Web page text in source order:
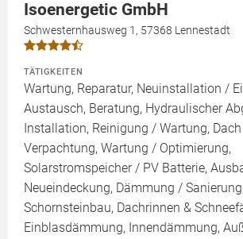
Isoenergetic GmbH
Schwesternhausweg 1, 57368 Lennestadt
TÄTIGKEITEN
Wartung, Reparatur, Neuinstallation /
Austausch, Beratung, Hydraulischer
Installation, Reinigung / Wartung,
Verpachtung, Wartung / Optimierung,
Solarstromspeicher / PV Batterie,
Neueindeckung, Dämmung /
Schornsteinbau, Dachrinnen &
Einblasdämmung, Innendämmung,